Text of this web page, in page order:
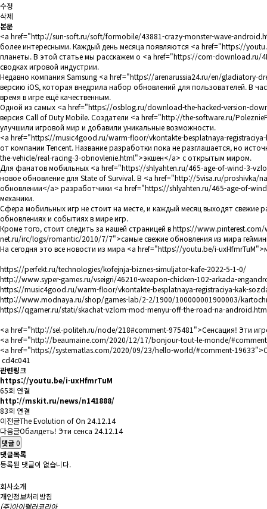
수정
삭제
본문
<a href="http://sun-soft.ru/soft/formobile/43881-crazy-monster-wave-
более интересными. Каждый день месяца появляются <a href="https://
планеты. В этой статье мы расскажем о <a href="https://com-download.ru/
сводках игровой индустрии.
Недавно компания Samsung <a href="https://arenarussia24.ru/en/gladiatory-
версию iOS, которая внедрила набор обновлений для пользователей. В
время в игре ещё качественным.
Одной из самых <a href="https://osblog.ru/download-the-hacked-version-
версия Call of Duty Mobile. Создатели <a href="http://the-software.ru/
улучшили игровой мир и добавили уникальные возможности.
<a href="https://music4good.ru/warm-floor/vkontakte-besplatnaya-
от компании Tencent. Название разработки пока не разглашается, но
the-vehicle/real-racing-3-obnovlenie.html">экшен</a> с открытым миром.
Для фанатов мобильных <a href="https://shlyahten.ru/465-age-of-wind-3-
новое обновление для State of Survival. В <a href="http://5visa.ru/proshivka/
обновлении</a> разработчики <a href="https://shlyahten.ru/465-age-of-
механики.
Сфера мобильных игр не стоит на месте, и каждый месяц выходят
обновлениях и событиях в мире игр.
Кроме того, стоит следить за нашей страницей вhttps://
net.ru/irc/logs/romantic/2010/7/7">самые свежие обновления из мира
На сегодня это все новости из мира <a href="https://youtu.be/i-uxHfmrTuM"
https://perfekt.ru/technologies/kofejnja-biznes-simuljator-kafe-2022-5-1-0/
http://www.syper-games.ru/vseigri/46210-weapon-chicken-102-arkada-
https://music4good.ru/warm-floor/vkontakte-besplatnaya-registraciya-kak-
http://www.modnaya.ru/shop/games-lab/2-2/1900/100000001900003/
https://qgamer.ru/stati/skachat-vzlom-mod-menyu-off-the-road-na-
<a href="http://sel-politeh.ru/node/218#comment-975481">Сенсация! Эти
<a href="http://beaumaine.com/2020/12/17/bonjour-tout-le-monde/
<a href="https://systematlas.com/2020/09/23/hello-world/#comment-19633"
cd4c041
관련링크
https://youtu.be/i-uxHfmrTuM
65회 연결
http://mskit.ru/news/n141888/
83회 연결
이전글The Evolution of On 24.12.14
다음글Обалдеть! Эти сенса 24.12.14
댓글0
댓글목록
등록된 댓글이 없습니다.
회사소개
개인정보처리방침
(주)아이펠러코리아